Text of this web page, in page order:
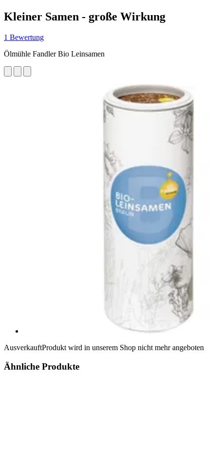
Kleiner Samen - große Wirkung
1 Bewertung
Ölmühle Fandler Bio Leinsamen
AusverkauftProdukt wird in unserem Shop nicht mehr angeboten
Ähnliche Produkte